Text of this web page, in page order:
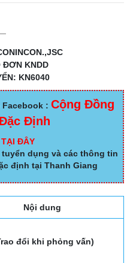
ĐƠN KNDD
KN6040
: Cộng Đồng
Định
TẠI ĐÂY
dụng và các thông tin
định tại Thanh Giang
Nội dung
đổi khi phỏng vấn)